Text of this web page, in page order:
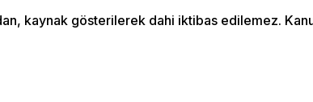
kaynak gösterilerek dahi iktibas edilemez.